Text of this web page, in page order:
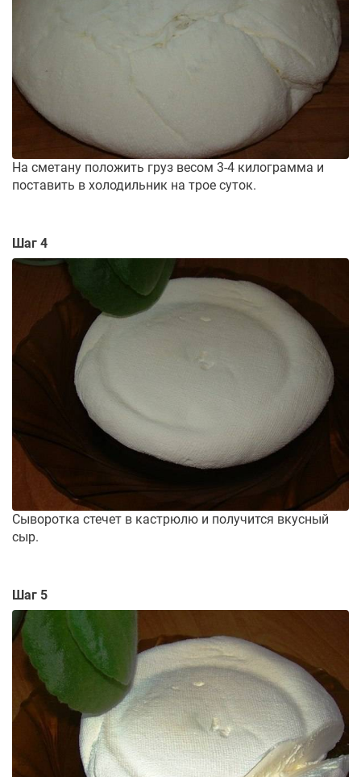
На сметану положить груз весом 3-4 килограмма и
поставить в холодильник на трое суток.
Шаг 4
Сыворотка стечет в кастрюлю и получится вкусный
сыр.
Шаг 5